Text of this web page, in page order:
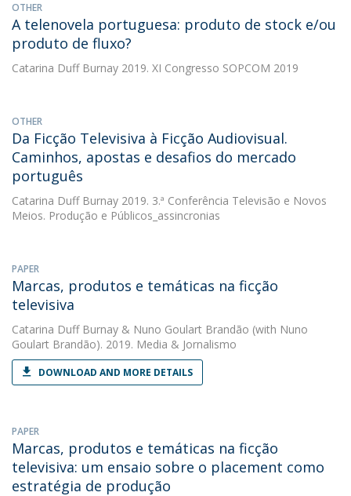
OTHER
A telenovela portuguesa: produto de stock e/ou
produto de fluxo?
Catarina Duff Burnay 2019. XI Congresso SOPCOM 2019
OTHER
Da Ficção Televisiva à Ficção Audiovisual.
Caminhos, apostas e desafios do mercado
português
Catarina Duff Burnay 2019. 3.ª Conferência Televisão e Novos
Meios. Produção e Públicos_assincronias
PAPER
Marcas, produtos e temáticas na ficção
televisiva
Catarina Duff Burnay & Nuno Goulart Brandão (with Nuno
Goulart Brandão). 2019. Media & Jornalismo
DOWNLOAD AND MORE DETAILS
PAPER
Marcas, produtos e temáticas na ficção
televisiva: um ensaio sobre o placement como
estratégia de produção